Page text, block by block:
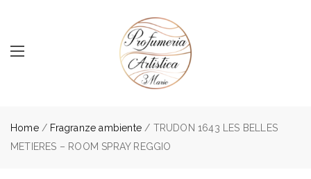
Home/ Fragranze ambiente / TRUDON 1643 LES BELLES
METIERES – ROOM SPRAY REGGIO